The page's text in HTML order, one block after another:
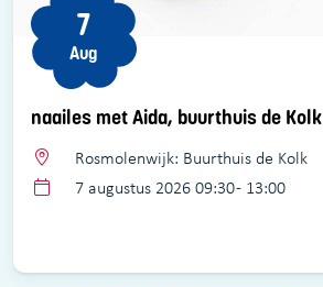
naailes met Aida, buurthuis de Kolk
7
Aug
Rosmolenwijk: Buurthuis de Kolk
7 augustus 2026 09:30 - 13:00